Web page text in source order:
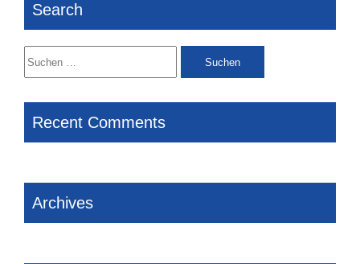
Search
Suchen
nach:
Recent Comments
Archives